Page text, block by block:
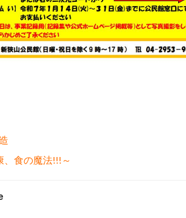
食の魔法!!!～